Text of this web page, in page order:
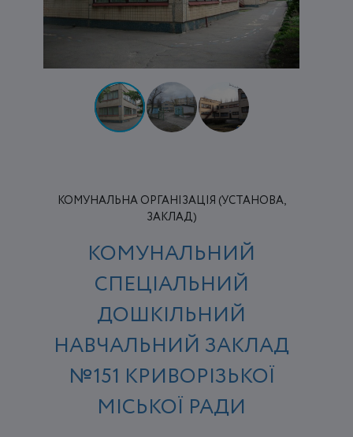
КОМУНАЛЬНА ОРГАНІЗАЦІЯ (УСТАНОВА,
ЗАКЛАД)
КОМУНАЛЬНИЙ
СПЕЦІАЛЬНИЙ
ДОШКІЛЬНИЙ
НАВЧАЛЬНИЙ ЗАКЛАД
№151 КРИВОРІЗЬКОЇ
МІСЬКОЇ РАДИ